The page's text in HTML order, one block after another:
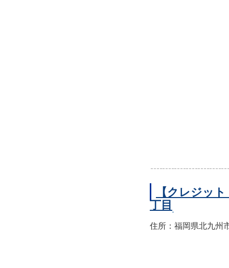
【クレジッ
丁目
住所：福岡県北九州